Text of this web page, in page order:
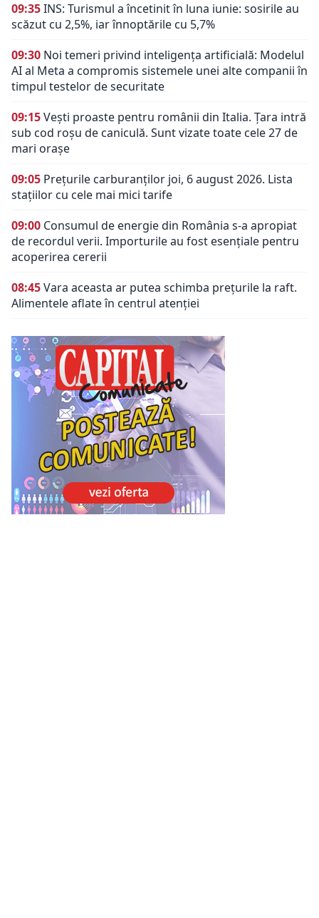
09:35INS: Turismul a încetinit în luna iunie: sosirile au
scăzut cu 2,5%, iar înnoptările cu 5,7%
09:30 Noi temeri privind inteligența artificială: Modelul
AI al Meta a compromis sistemele unei alte companii în
timpul testelor de securitate
09:15Vești proaste pentru românii din Italia. Țara intră
sub cod roșu de caniculă. Sunt vizate toate cele 27 de
mari orașe
09:05 Prețurile carburanților joi, 6 august 2026. Lista
stațiilor cu cele mai mici tarife
09:00 Consumul de energie din România s-a apropiat
de recordul verii. Importurile au fost esențiale pentru
acoperirea cererii
08:45Vara aceasta ar putea schimba prețurile la raft.
Alimentele aflate în centrul atenției